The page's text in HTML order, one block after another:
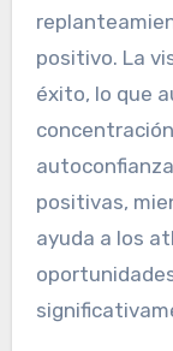
positivo. La
éxito, lo que
positivas,
ayuda a los